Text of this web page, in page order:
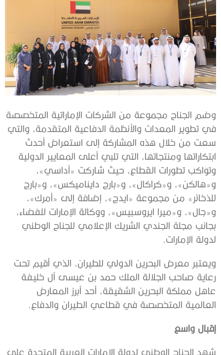
وضم الجناح مجموعة من الشركات الإماراتية المتخصصة
في تطوير المعدات والأنظمة الدفاعية المتقدمة، والتي
سعت من خلال هذه المشاركة إلى استعراض أحدث
ابتكاراتها ومنتجاتها، التي تلبي أعلى المعايير الدولية
وتواكب تطورات القطاع، حيث شاركت «أداسي»،
و«هالكن»، و«كراكال»، و«بارج دايناميكس»، و«بارج
للذخائر» من مجموعة «ايدج»، إضافة إلى «أمرك»،
و«جال»، و«ميرا ايروسبيس»، ووكالة الإمارات للفضاء،
بجانب مجلة الجندي الشريك الإعلامي للجناح الوطني
لدولة الإمارات.
ويعتبر معرض البحرين الدولي للطيران، الذي أقيم تحت
رعاية صاحب الجلالة الملك حمد بن عيسى آل خليفة
عاهل مملكة البحرين الشقيقة، أحد أبرز المعارض
العالمية المتخصصة في قطاعي الطيران والدفاع.
إقبال واسع
شهد الجناح الوطني لدولة الإمارات العربية المتحدة على